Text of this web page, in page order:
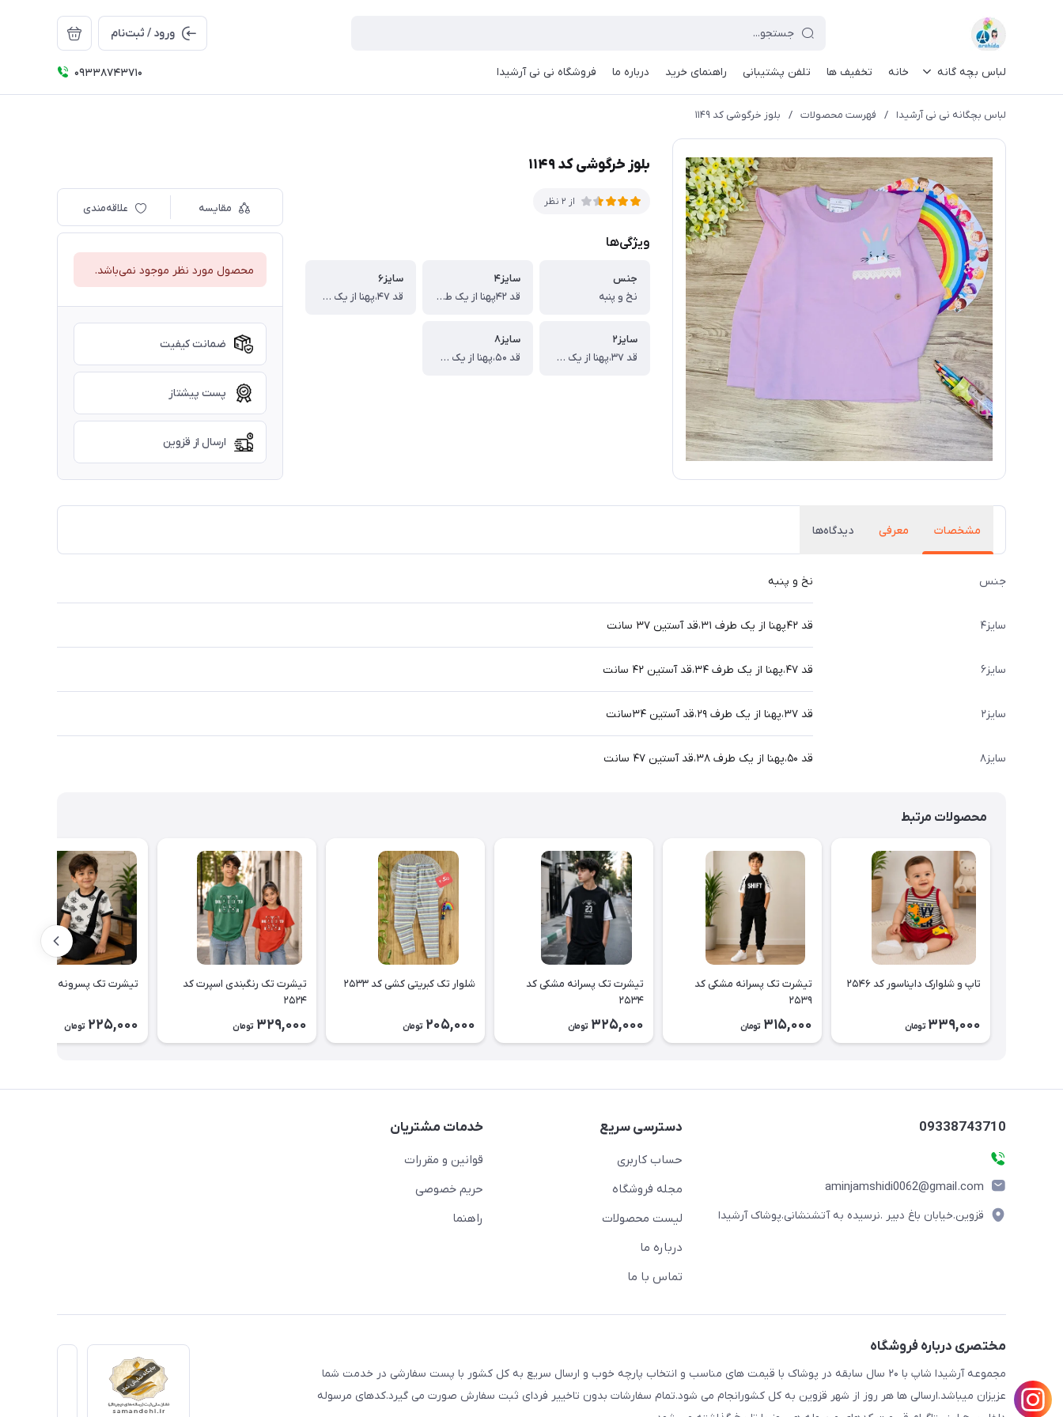
ورود / ثبت‌نام
لباس بچه گانه خانه تخفیف ها تلفن پشتیبانی راهنمای خرید درباره ما فروشگاه نی نی آرشیدا 09338743710
لباس بچگانه نی نی آرشیدا / فهرست محصولات / بلوز خرگوشی کد ۱۱۴۹
بلوز خرگوشی کد ۱۱۴۹
از 2 نظر
ویژگی‌ها
جنس
نخ و پنبه
سایز۴
قد ۴۲پهنا از یک طرف ۳۱،قد آستین ۳۷ سانت
سایز۶
قد ۴۷،پهنا از یک طرف ۳۴،قد آستین ۴۲ سانت
سایز۲
قد ۳۷،پهنا از یک طرف ۲۹،قد آستین ۳۴سانت
سایز۸
قد ۵۰،پهنا از یک طرف ۳۸،قد آستین ۴۷ سانت
مقایسه علاقه‌مندی
محصول مورد نظر موجود نمی‌باشد.
ضمانت کیفیت
پست پیشتاز
ارسال از قزوین
مشخصات معرفی دیدگاه‌ها
جنس نخ و پنبه
سایز۴ قد ۴۲پهنا از یک طرف ۳۱،قد آستین ۳۷ سانت
سایز۶ قد ۴۷،پهنا از یک طرف ۳۴،قد آستین ۴۲ سانت
سایز۲ قد ۳۷،پهنا از یک طرف ۲۹،قد آستین ۳۴سانت
سایز۸ قد ۵۰،پهنا از یک طرف ۳۸،قد آستین ۴۷ سانت
محصولات مرتبط
تاپ و شلوارک دایناسور کد ۲۵۴۶
339,000 تومان
تیشرت تک پسرانه مشکی کد
۲۵۳۹
315,000 تومان
تیشرت تک پسرانه مشکی کد
۲۵۳۴
325,000 تومان
شلوار تک کبریتی کشی کد ۲۵۳۳
205,000 تومان
تیشرت تک رنگبندی اسپرت کد
۲۵۲۴
329,000 تومان
تیشرت تک پسرونه کد ۲۵۲۲
225,000 تومان
09338743710
aminjamshidi0062@gmail.com
قزوین.خیابان باغ دبیر .نرسیده به آتشنشانی.پوشاک آرشیدا
دسترسی سریع
حساب کاربری
مجله فروشگاه
لیست محصولات
درباره ما
تماس با ما
خدمات مشتریان
قوانین و مقررات
حریم خصوصی
راهنما
مختصری درباره فروشگاه
مجموعه آرشیدا شاپ با ۲۰ سال سابقه در پوشاک با قیمت های مناسب و انتخاب پارچه خوب و ارسال سریع به کل کشور با پست سفارشی در خدمت شما
عزیزان میباشد.ارسالی ها هر روز از شهر قزوین به کل کشورانجام می شود.تمام سفارشات بدون تاخییر فردای ثبت سفارش صورت می گیرد.کدهای مرسوله